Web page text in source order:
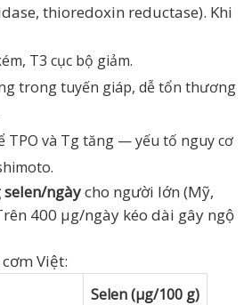
thioredoxin reductase). Khi
T3 cục bộ giảm.
trong tuyến giáp, dễ tổn thương
TPO và Tg tăng — yếu tố nguy cơ
selen/ngàycho người lớn (Mỹ,
400 µg/ngày kéo dài gây ngộ
Việt:
Selen (µg/100 g)